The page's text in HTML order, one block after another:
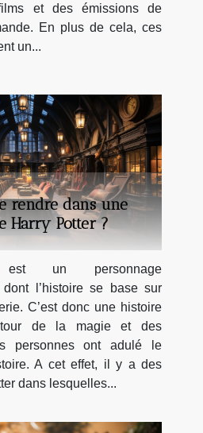
et des émissions de
En plus de cela, ces
un...
rendre dans une
Harry Potter ?
un personnage
dont l’histoire se base sur
C’est donc une histoire
de la magie et des
personnes ont adulé le
A cet effet, il y a des
dans lesquelles...